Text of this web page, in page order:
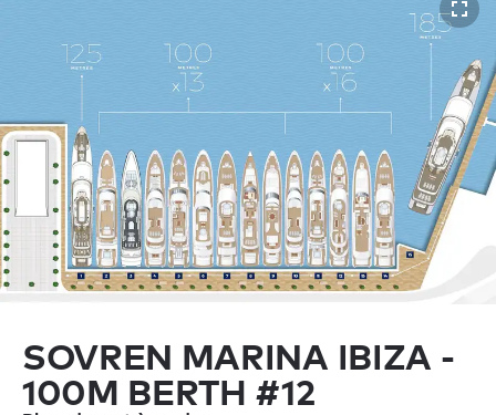
SOVREN MARINA IBIZA -
100M BERTH #12